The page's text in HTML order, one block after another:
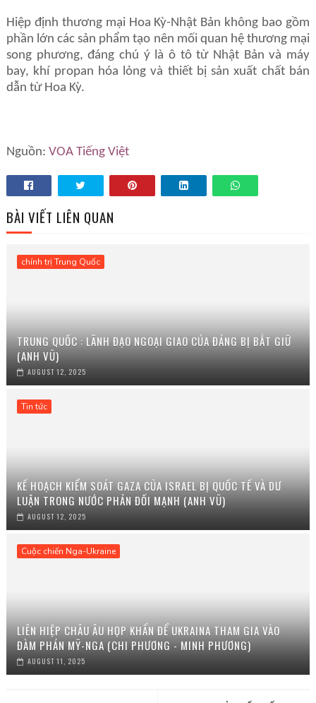
Hiệp định thương mại Hoa Kỳ-Nhật Bản không bao gồm
phần lớn các sản phẩm tạo nên mối quan hệ thương mại
song phương, đáng chú ý là ô tô từ Nhật Bản và máy
bay, khí propan hóa lỏng và thiết bị sản xuất chất bán
dẫn từ Hoa Kỳ.
Nguồn: VOA Tiếng Việt
BÀI VIẾT LIÊN QUAN
chính trị Trung Quốc
TRUNG QUỐC : LÃNH ĐẠO NGOẠI GIAO CỦA ĐẢNG BỊ BẮT GIỮ
(ANH VŨ)
AUGUST 12, 2025
Tin tức
KẾ HOẠCH KIỂM SOÁT GAZA CỦA ISRAEL BỊ QUỐC TẾ VÀ DƯ
LUẬN TRONG NƯỚC PHẢN ĐỐI MẠNH (ANH VŨ)
AUGUST 12, 2025
Cuộc chiến Nga-Ukraine
LIÊN HIỆP CHÂU ÂU HỌP KHẨN ĐỂ UKRAINA THAM GIA VÀO
ĐÀM PHÁN MỸ-NGA (CHI PHƯƠNG - MINH PHƯƠNG)
AUGUST 11, 2025